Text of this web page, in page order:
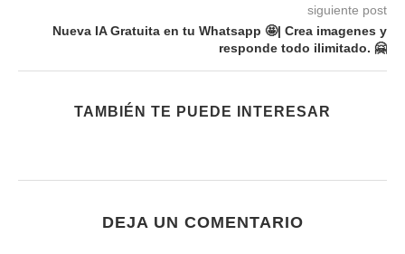
siguiente post
Nueva IA Gratuita en tu Whatsapp 🤩| Crea imagenes y
responde todo ilimitado. 🤗
TAMBIÉN TE PUEDE INTERESAR
DEJA UN COMENTARIO